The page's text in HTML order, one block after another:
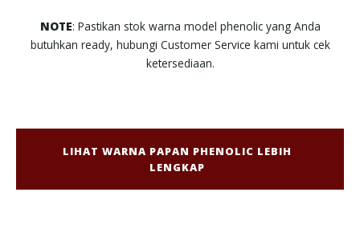
NOTE: Pastikan stok warna model phenolic yang Anda
butuhkan ready, hubungi Customer Service kami untuk cek
ketersediaan.
LIHAT WARNA PAPAN PHENOLIC LEBIH
LENGKAP